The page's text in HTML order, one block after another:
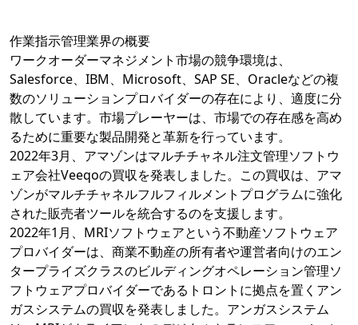
作業指示管理業界の概要
ワークオーダーマネジメント市場の競争環境は、
Salesforce、IBM、Microsoft、SAP SE、Oracleなどの複
数のソリューションプロバイダーの存在により、適度に分
散しています。市場プレーヤーは、市場での存在感を高め
るために重要な製品開発と革新を行っています。
2022年3月、アマゾンはマルチチャネル注文管理ソフトウ
ェア会社Veeqoの買収を発表しました。この買収は、アマ
ゾンがマルチチャネルフルフィルメントプログラムに強化
された販売者ツールを統合するのを支援します。
2022年1月、MRIソフトウェアという不動産ソフトウェア
プロバイダーは、商業不動産の所有者や運営者向けのエン
タープライズクラスのビルディングオペレーション管理ソ
フトウェアプロバイダーであるトロントに拠点を置くアン
ガスシステムの買収を発表しました。アンガスシステム